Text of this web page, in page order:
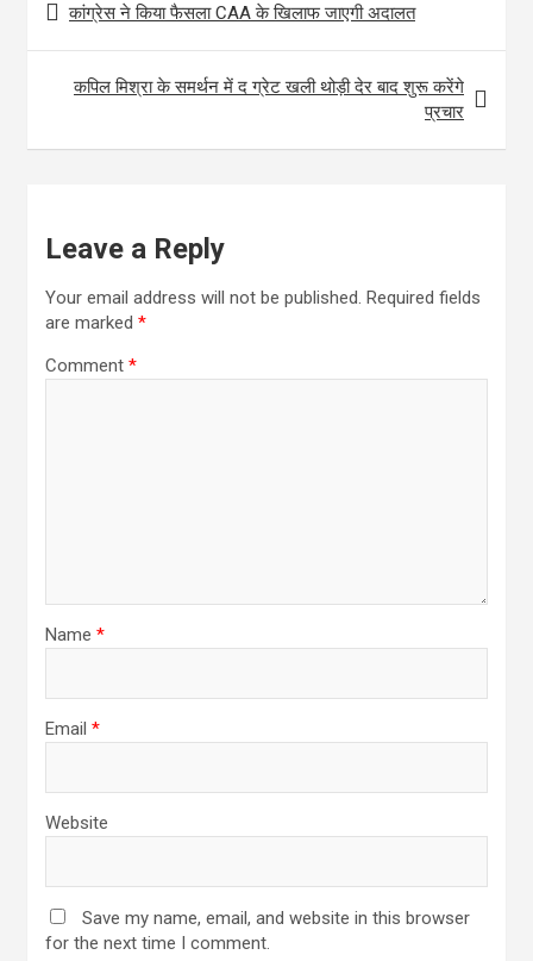
o
o
A
p
navigation
कांग्रेस ने किया फैसला CAA के खिलाफ जाएगी अदालत
कपिल मिश्रा के समर्थन में द ग्रेट खली थोड़ी देर बाद शुरू करेंगे
प्रचार
Leave a Reply
Your email address will not be published. Required fields
are marked *
Comment *
Name *
Email *
Website
Save my name, email, and website in this browser
for the next time I comment.